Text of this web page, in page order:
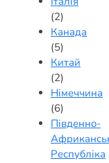
(2)
Канада
(5)
Китай
(2)
Німеччина
(6)
Південно-
Республіка